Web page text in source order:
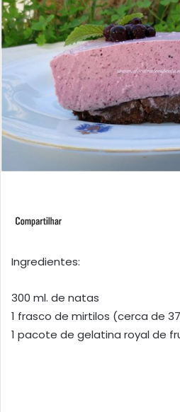
Ingredientes:
300 ml. de natas
1 frasco de mirtilos (cerca de
1 pacote de gelatina royal de